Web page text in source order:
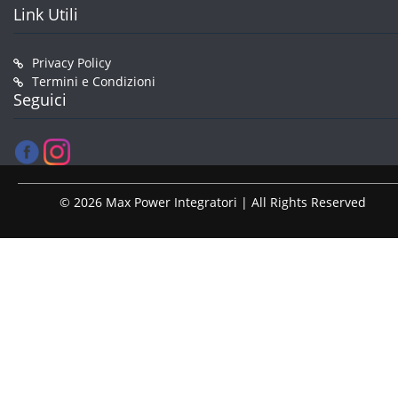
Link Utili
Privacy Policy
Termini e Condizioni
Seguici
© 2026 Max Power Integratori | All Rights Reserved